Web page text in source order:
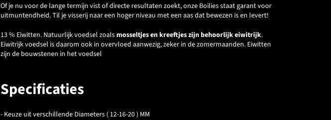
Of je nu voor de lange termijn vist of directe resultaten zoekt, onze Boilies staat garant voor
uitmuntendheid. Til je visserij naar een hoger niveau met een aas dat bewezen is en levert!
13 % Eiwitten. Natuurlijk voedsel zoalsmosseltjes en kreeftjes zijn behoorlijk eiwitrijk.
Eiwitrijk voedsel is daarom ook in overvloed aanwezig, zeker in de zomermaanden. Eiwitten
zijn de bouwstenen in het voedsel
Specificaties
- Keuze uit verschillende Diameters ( 12-16-20 ) MM